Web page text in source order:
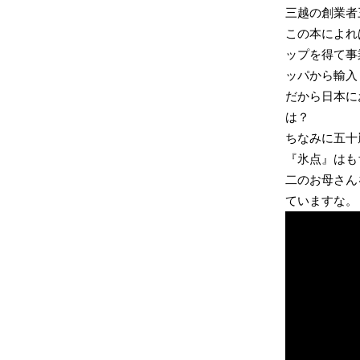
三越の創業
この本によ
ップを得て
ッパから輸
だから日本
は？
ちなみに五
『氷点』は
二のお母さ
ていますな。